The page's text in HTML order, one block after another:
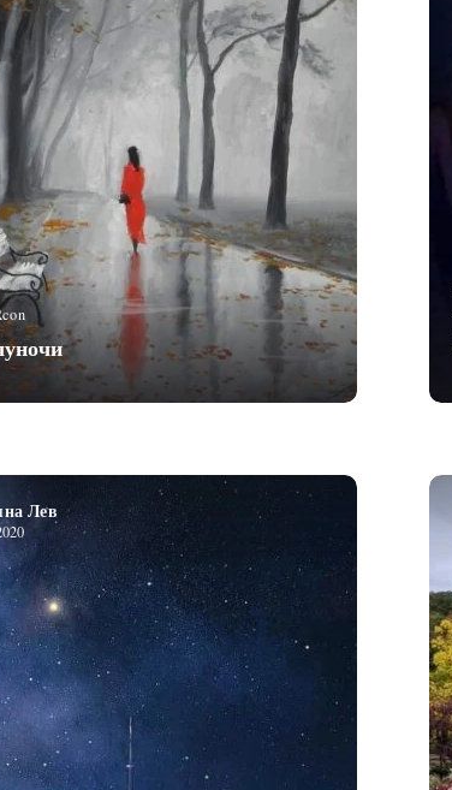
Лев